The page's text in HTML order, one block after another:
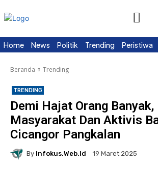
Home News Politik Trending Peristiwa
Beranda Trending
TRENDING
Demi Hajat Orang Banyak,
Masyarakat Dan Aktivis
Cicangor Pangkalan
By Infokus.web.id 19 Maret 2025